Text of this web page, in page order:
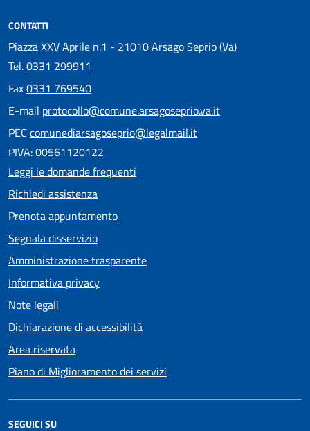
CONTATTI
Piazza XXV Aprile n.1 - 21010 Arsago Seprio (Va)
Tel.0331 299911
Fax0331 769540
E-mail protocollo@comune.arsagoseprio.va.it
PEC comunediarsagoseprio@legalmail.it
PIVA: 00561120122
Leggi le domande frequenti
Richiedi assistenza
Prenota appuntamento
Segnala disservizio
Amministrazione trasparente
Informativa privacy
Note legali
Dichiarazione di accessibilità
Area riservata
Piano di Miglioramento dei servizi
SEGUICI SU